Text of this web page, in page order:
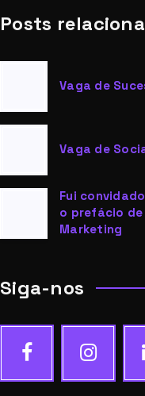
Posts
Vaga de
Vaga de
Fui
o prefácio de
Marketing
Siga-nos